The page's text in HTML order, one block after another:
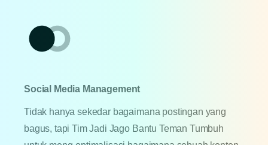
Social Media Management
Tidak hanya sekedar bagaimana postingan yang
bagus, tapi Tim Jadi Jago Bantu Teman Tumbuh